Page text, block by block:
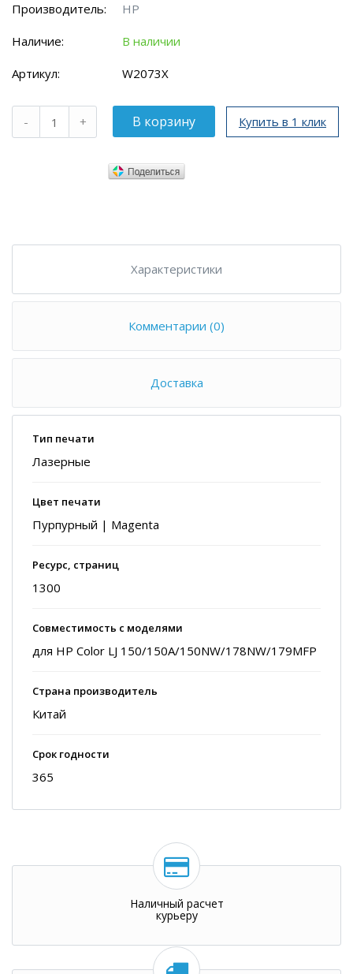
Производитель: HP
Наличие: В наличии
Артикул: W2073X
Купить в 1 клик
Характеристики
Комментарии (0)
Доставка
Тип печати
Лазерные
Цвет печати
Пурпурный | Magenta
Ресурс, страниц
1300
Совместимость с моделями
для HP Color LJ 150/150A/150NW/178NW/179MFP
Страна производитель
Китай
Срок годности
365
Наличный расчет
курьеру